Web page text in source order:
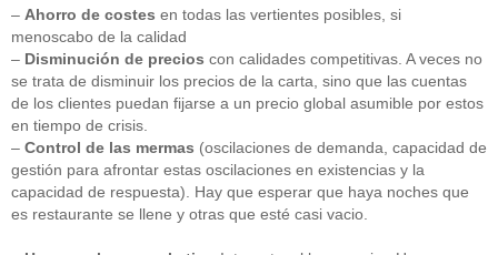
– Ahorro de costes en todas las vertientes posibles, si
menoscabo de la calidad
– Disminución de precios con calidades competitivas. A veces no
se trata de disminuir los precios de la carta, sino que las cuentas
de los clientes puedan fijarse a un precio global asumible por estos
en tiempo de crisis.
– Control de las mermas (oscilaciones de demanda, capacidad de
gestión para afrontar estas oscilaciones en existencias y la
capacidad de respuesta). Hay que esperar que haya noches que
es restaurante se llene y otras que esté casi vacio.